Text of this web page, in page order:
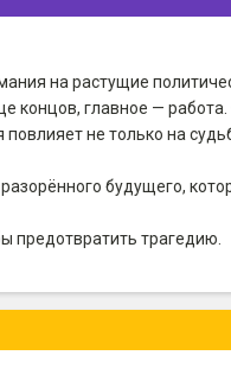
на растущие
концов, главное —
не только на
будущего,
предотвратить трагедию.